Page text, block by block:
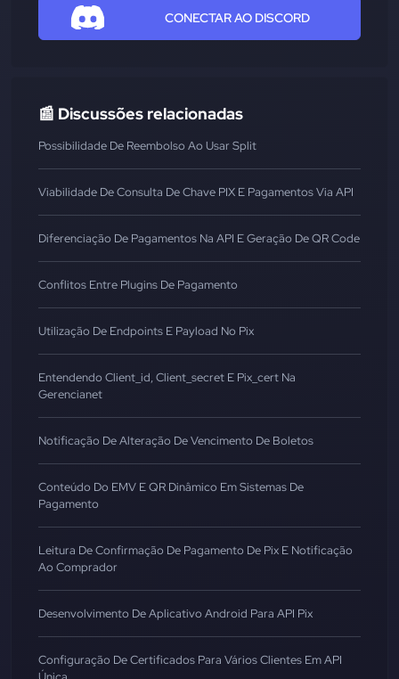
CONECTAR AO DISCORD
📰 Discussões relacionadas
Possibilidade De Reembolso Ao Usar Split
Viabilidade De Consulta De Chave PIX E Pagamentos Via API
Diferenciação De Pagamentos Na API E Geração De QR Code
Conflitos Entre Plugins De Pagamento
Utilização De Endpoints E Payload No Pix
Entendendo Client_id, Client_secret E Pix_cert Na
Gerencianet
Notificação De Alteração De Vencimento De Boletos
Conteúdo Do EMV E QR Dinâmico Em Sistemas De
Pagamento
Leitura De Confirmação De Pagamento De Pix E Notificação
Ao Comprador
Desenvolvimento De Aplicativo Android Para API Pix
Configuração De Certificados Para Vários Clientes Em API